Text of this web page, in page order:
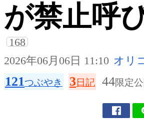
が禁止呼
168
2026年06月06日 11:10 オリ
121つぶやき 3日記 44限定